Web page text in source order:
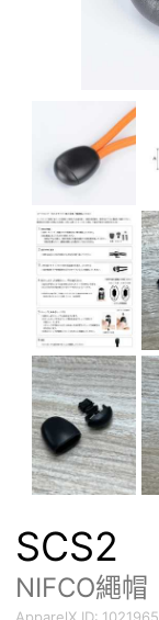
SCS2
NIFCO繩帽
ApparelX ID: 1021965